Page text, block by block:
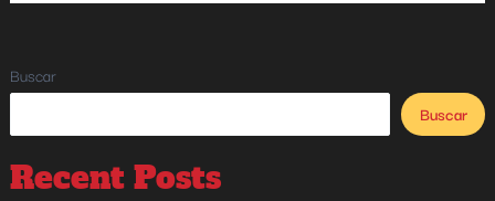
Buscar
Buscar
Recent Posts